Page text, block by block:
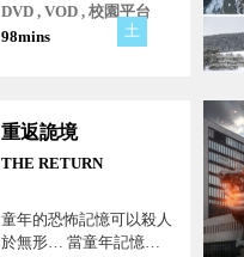
DVD , VOD , 校園平台
98mins
土
重返詭境
THE RETURN
童年的恐怖記憶可以殺人
於無形… 當童年記憶與